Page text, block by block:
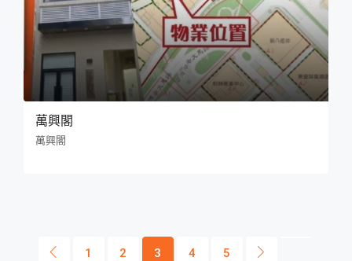
萬興閣
萬興閣
1 2 3 4 5